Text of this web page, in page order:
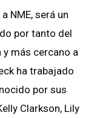
NME, será un
por tanto del
más cercano a
ha trabajado
por sus
Clarkson, Lily